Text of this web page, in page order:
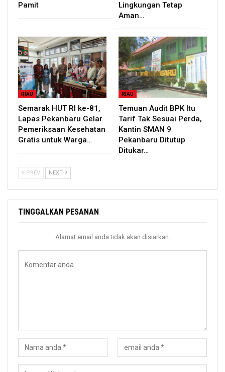
Pamit
Lingkungan Tetap
Aman…
RIAU
Semarak HUT RI ke-81,
Lapas Pekanbaru Gelar
Pemeriksaan Kesehatan
Gratis untuk Warga…
RIAU
Temuan Audit BPK Itu
Tarif Tak Sesuai Perda,
Kantin SMAN 9
Pekanbaru Ditutup
Ditukar…
PREV NEXT
TINGGALKAN PESANAN
Alamat email anda tidak akan disiarkan.